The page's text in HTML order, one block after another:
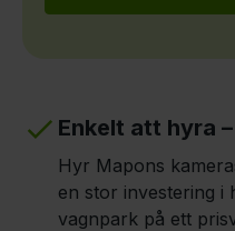
Enkelt att hyra
Hyr Mapons
en stor investering i
vagnpark på ett